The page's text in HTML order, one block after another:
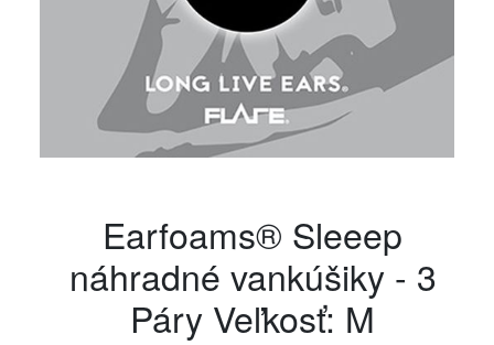
Earfoams® Sleeep
náhradné vankúšiky - 3
Páry Veľkosť: M